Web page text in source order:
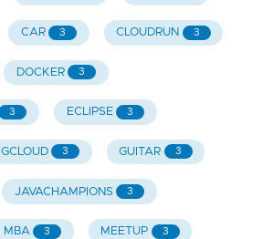
CAR 3 CLOUDRUN 3
DOCKER 3
3 ECLIPSE 3
GCLOUD 3 GUITAR 3
JAVACHAMPIONS 3
MBA 3 MEETUP 3